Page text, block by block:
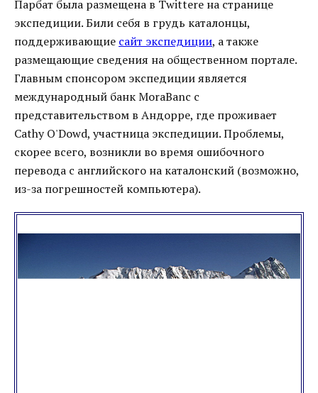
Парбат была размещена в Twittere на странице
экспедиции. Били себя в грудь каталонцы,
поддерживающие сайт экспедиции, а также
размещающие сведения на общественном портале.
Главным спонсором экспедиции является
международный банк MoraBanc с
представительством в Андорре, где проживает
Cathy O'Dowd, участница экспедиции. Проблемы,
скорее всего, возникли во время ошибочного
перевода с английского на каталонский (возможно,
из-за погрешностей компьютера).